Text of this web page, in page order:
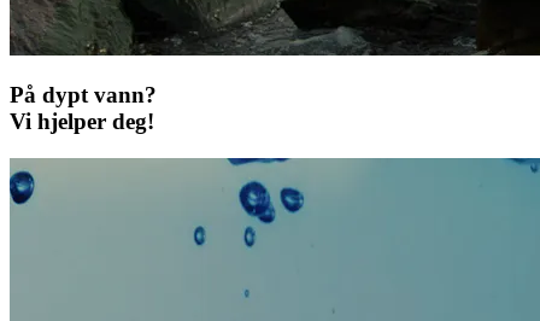
På dypt vann?
Vi hjelper deg!